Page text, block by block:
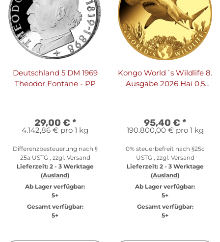
Deutschland 5 DM 1969
Theodor Fontane - PP
29,00 € *
4.142,86 € pro 1 kg
Differenzbesteuerung nach §
25a USTG , zzgl. Versand
Lieferzeit: 2 - 3 Werktage
(Ausland)
Ab Lager verfügbar:
5+
Gesamt verfügbar:
5+
Kongo World´s Wildlife 8.
Ausgabe 2026 Hai 0,5
95,40 € *
190.800,00 € pro 1 kg
0% steuerbefreit nach §25c
USTG , zzgl. Versand
Lieferzeit: 2 - 3 Werktage
(Ausland)
Ab Lager verfügbar:
5+
Gesamt verfügbar:
5+